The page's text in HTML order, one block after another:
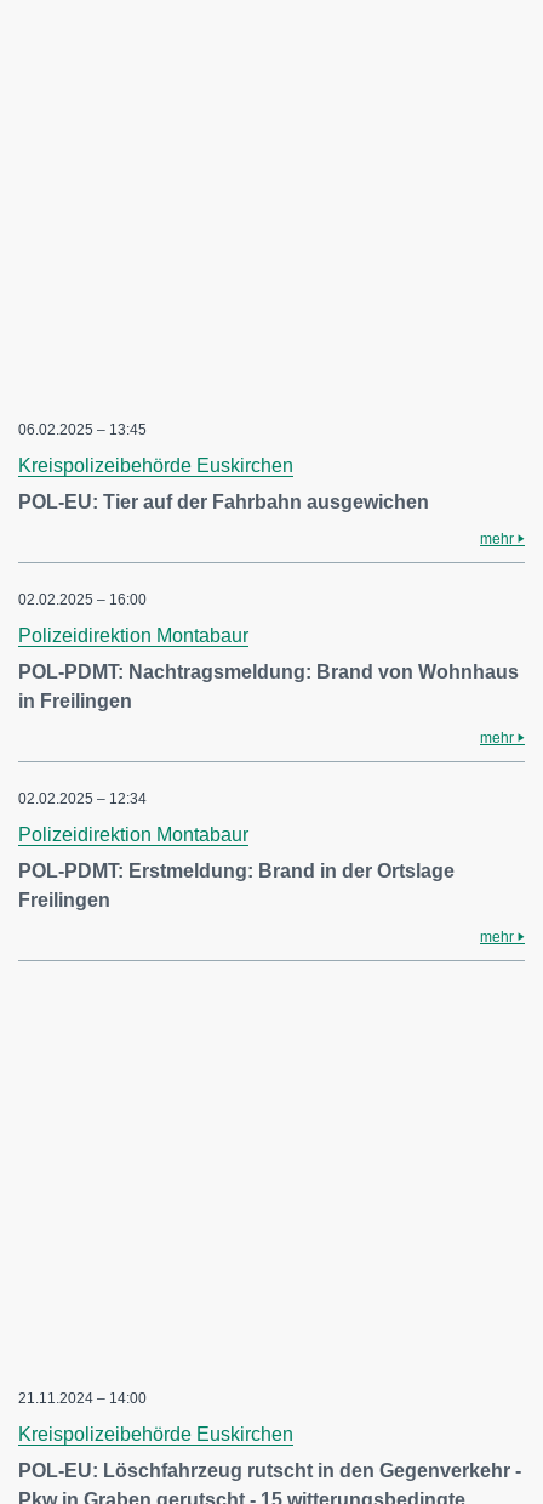
06.02.2025 – 13:45
Kreispolizeibehörde Euskirchen
POL-EU: Tier auf der Fahrbahn ausgewichen
mehr
02.02.2025 – 16:00
Polizeidirektion Montabaur
POL-PDMT: Nachtragsmeldung: Brand von Wohnhaus
in Freilingen
mehr
02.02.2025 – 12:34
Polizeidirektion Montabaur
POL-PDMT: Erstmeldung: Brand in der Ortslage
Freilingen
mehr
21.11.2024 – 14:00
Kreispolizeibehörde Euskirchen
POL-EU: Löschfahrzeug rutscht in den Gegenverkehr -
Pkw in Graben gerutscht - 15 witterungsbedingte